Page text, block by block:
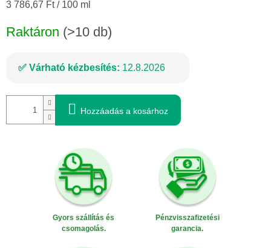
Egységár:
3 786,67 Ft / 100 ml
Raktáron (>10 db)
Várható kézbesítés: 12.8.2026
Hozzáadás a kosárhoz
Gyors szállítás és
csomagolás.
Pénzvisszafizetési
garancia.